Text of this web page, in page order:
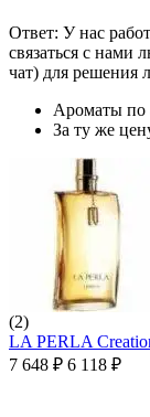
Ответ: У нас
связаться с нами
чат) для решения
Ароматы по
За ту же
(2)
LA PERLA
7 648 ₽ 6 118 ₽